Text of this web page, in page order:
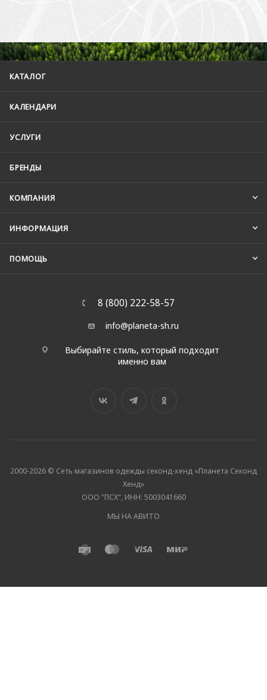
КАТАЛОГ
КАЛЕНДАРИ
УСЛУГИ
БРЕНДЫ
КОМПАНИЯ
ИНФОРМАЦИЯ
ПОМОЩЬ
8 (800) 222-58-57
info@planeta-sh.ru
Выбирайте стиль, который подходит
именно вам
2000-2026 © Сеть магазинов одежды секонд-хенд «Планета Секонд
Хенд»
ООО "ПСХ", ИНН: 5003041660
МЫ НА АВИТО